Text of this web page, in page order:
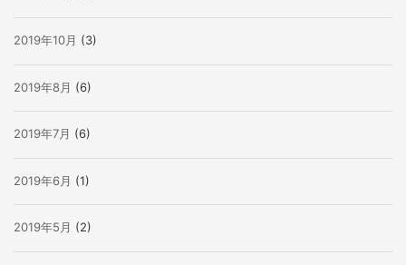
2019年10月 (3)
2019年8月 (6)
2019年7月 (6)
2019年6月 (1)
2019年5月 (2)